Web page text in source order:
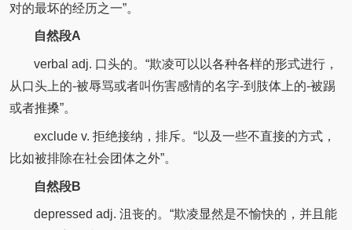
对的最坏的经历之一”。
自然段A
verbal adj. 口头的。“欺凌可以以各种各样的形式进行，
从口头上的-被辱骂或者叫伤害感情的名字-到肢体上的-被踢
或者推搡”。
exclude v. 拒绝接纳，排斥。“以及一些不直接的方式，
比如被排除在社会团体之外”。
自然段B
depressed adj. 沮丧的。“欺凌显然是不愉快的，并且能